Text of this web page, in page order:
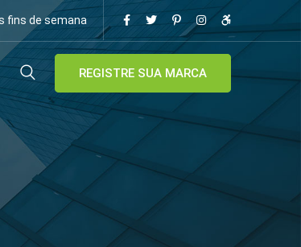
fins de semana
REGISTRE SUA MARCA